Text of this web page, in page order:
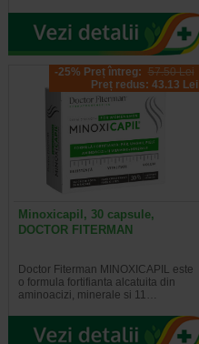
-25% Preț întreg: 57.50 Lei
Preț redus: 43.13 Lei
Minoxicapil, 30 capsule,
DOCTOR FITERMAN
Doctor Fiterman MINOXICAPIL este
o formula fortifianta alcatuita din
aminoacizi, minerale si 11…